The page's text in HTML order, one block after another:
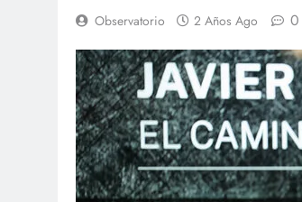
Observatorio 2 Años Ago 0